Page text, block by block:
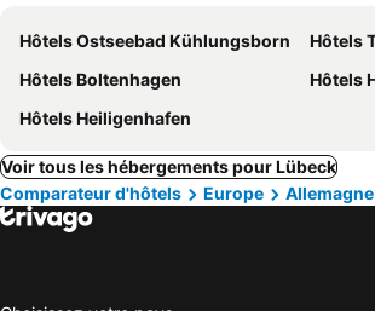
Hôtels Ostseebad Kühlungsborn Hôtels
Hôtels Boltenhagen
Hôtels
Hôtels Heiligenhafen
Voir tous les hébergements pour Lübeck
Comparateur d'hôtels
Europe Allemagne